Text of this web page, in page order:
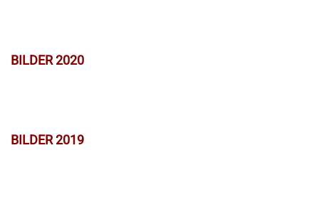
BILDER 2020
BILDER 2019